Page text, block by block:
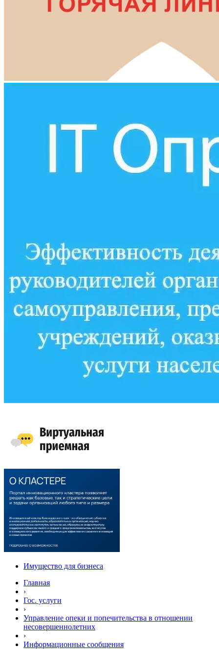
Имущество для бизнеса
Главная
›
Гос. услуги
›
Управление опеки и попечительства в отношении
несовершеннолетних
›
Информационные сообщения